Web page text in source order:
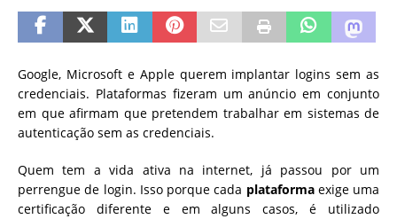
Google, Microsoft e Apple querem implantar logins sem as
credenciais. Plataformas fizeram um anúncio em conjunto
em que afirmam que pretendem trabalhar em sistemas de
autenticação sem as credenciais.
Quem tem a vida ativa na internet, já passou por um
perrengue de login. Isso porque cada plataforma exige uma
certificação diferente e em alguns casos, é utilizado